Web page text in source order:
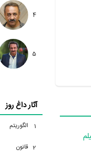
4
5
آثار داغ روز
1 الگوریتم
2 قانون